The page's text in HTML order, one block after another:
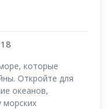
которые
Откройте для
океанов,
морских